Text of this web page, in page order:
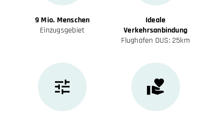
9 Mio. Menschen
Einzugsgebiet
Ideale
Verkehrsanbindung
Flughafen DUS: 25km